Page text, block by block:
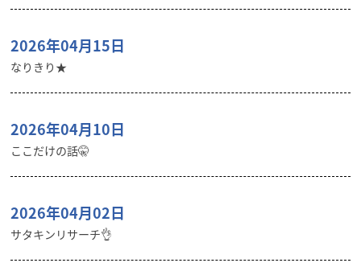
2026年04月15日
なりきり★
2026年04月10日
ここだけの話🤫
2026年04月02日
サタキンリサーチ👌